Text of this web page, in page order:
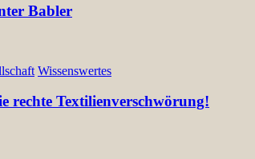
Babler
Wissenswertes
rechte Textilienverschwörung!